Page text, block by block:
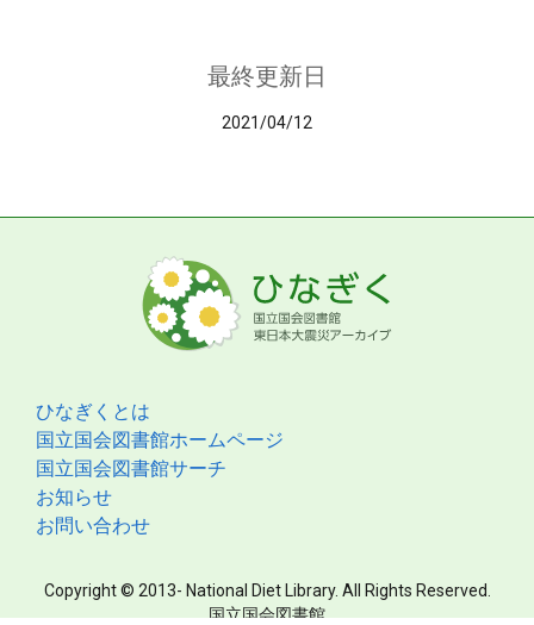
最終更新日
2021/04/12
ひなぎくとは
国立国会図書館ホームページ
国立国会図書館サーチ
お知らせ
お問い合わせ
Copyright © 2013- National Diet Library. All Rights Reserved.